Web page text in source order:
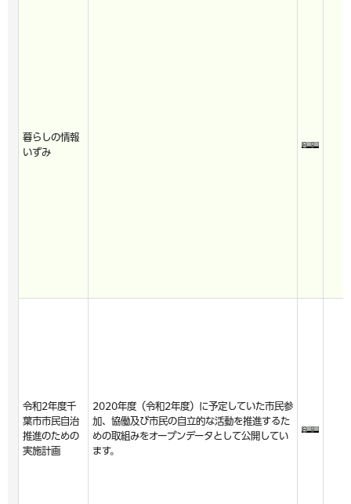
暮らしの情報
いずみ
令和2年度千
葉市市民自治
推進のための
実施計画
2020年度（令和2年度）に予定していた市民参
加、協働及び市民の自立的な活動を推進するた
めの取組みをオープンデータとして公開してい
ます。